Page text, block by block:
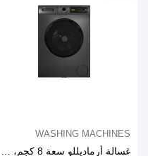
WASHING MACHINES